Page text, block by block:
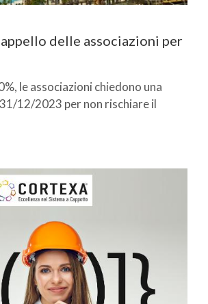
delle associazioni per
le associazioni chiedono una
12/2023 per non rischiare il